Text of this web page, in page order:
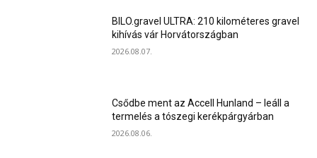
BILO.gravel ULTRA: 210 kilométeres gravel
kihívás vár Horvátországban
2026.08.07.
Csődbe ment az Accell Hunland – leáll a
termelés a tószegi kerékpárgyárban
2026.08.06.